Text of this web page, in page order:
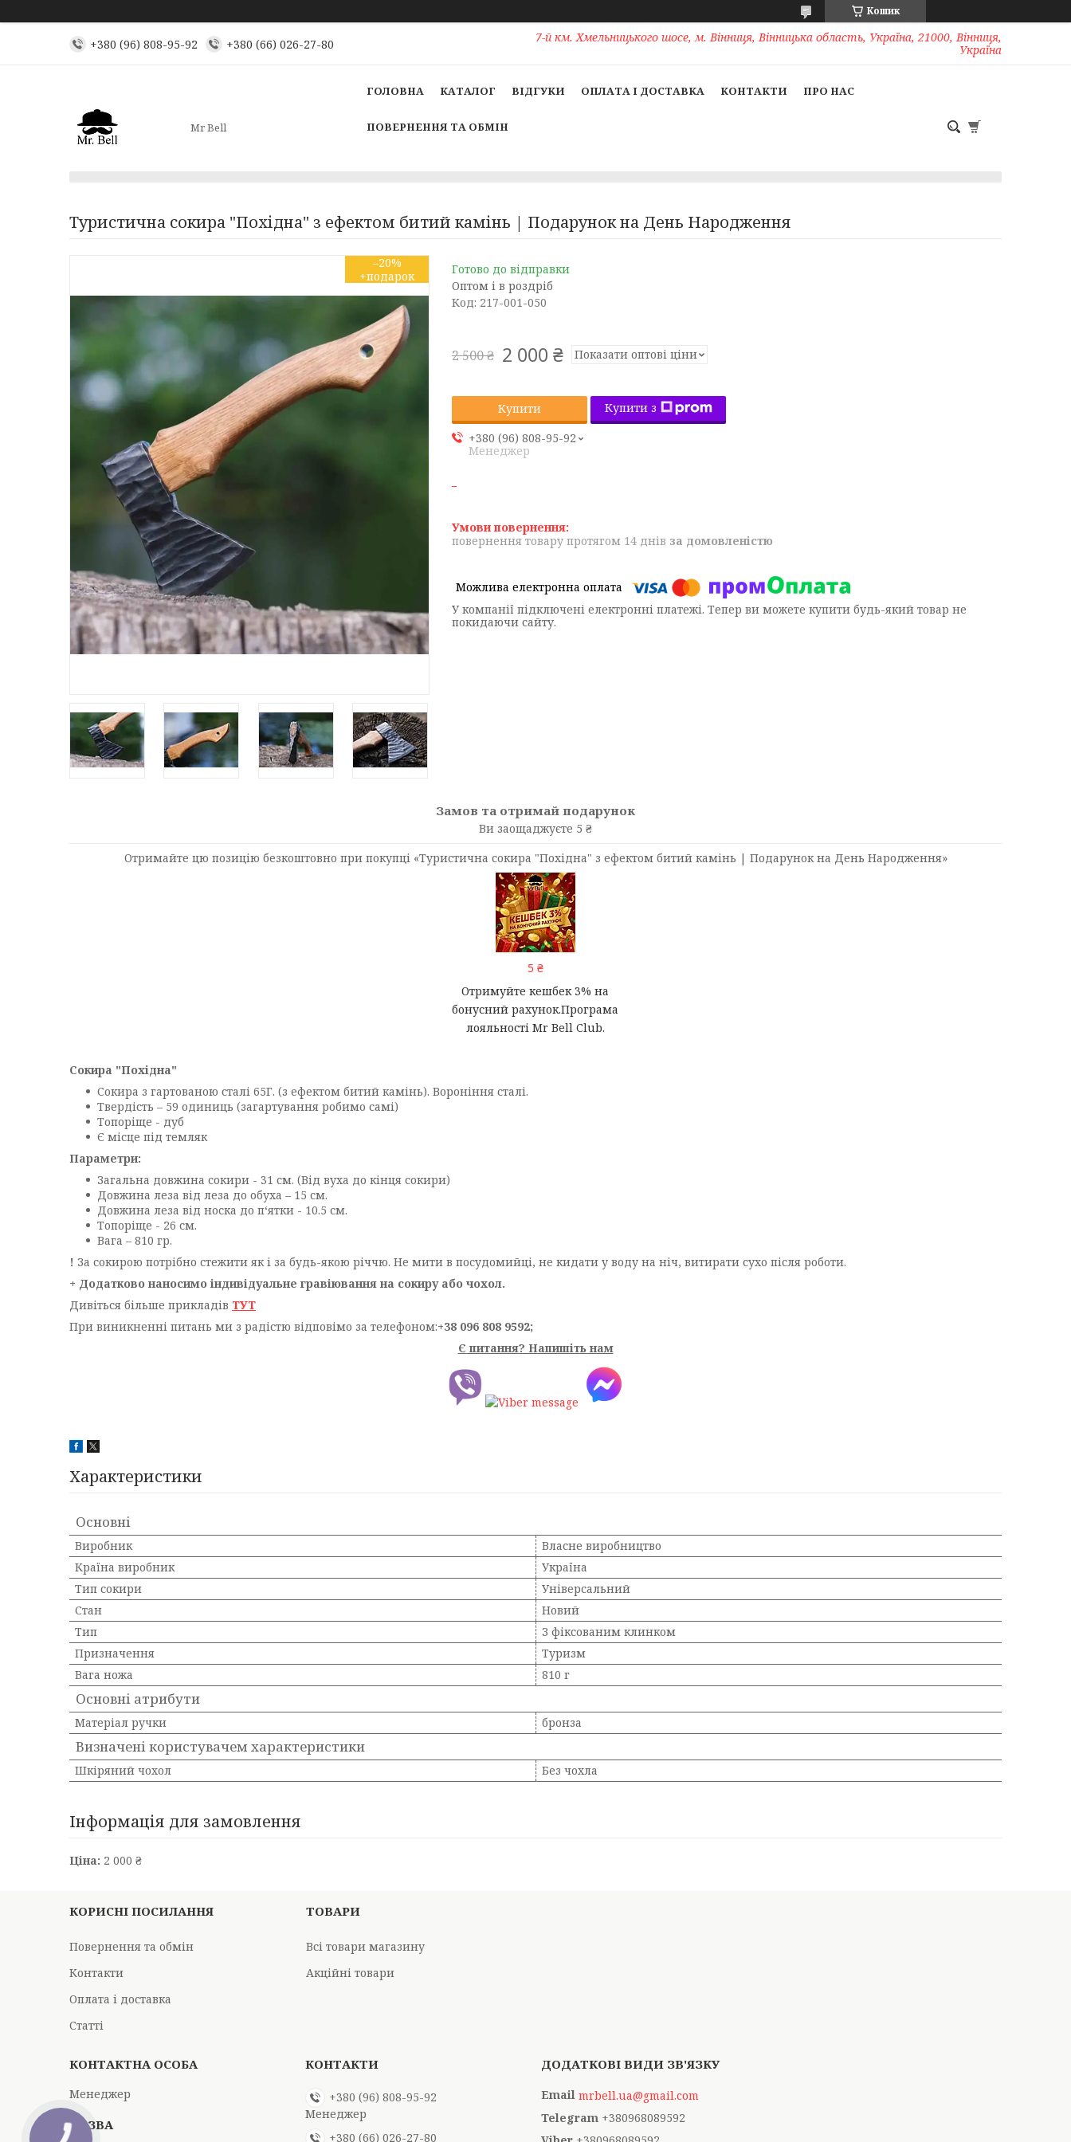
Кошик
+380 (96) 808-95-92 +380 (66) 026-27-80
7-й км. Хмельницького шосе, м. Вінниця, Вінницька область, Україна, 21000, Вінниця,
Україна
Mr Bell
ГОЛОВНА КАТАЛОГ ВІДГУКИ ОПЛАТА І ДОСТАВКА КОНТАКТИ ПРО НАС
ПОВЕРНЕННЯ ТА ОБМІН
Туристична сокира "Похідна" з ефектом битий камінь | Подарунок на День Народження
–20%
Готово до відправки
Оптом і в роздріб
Код: 217-001-050
2 500 ₴ 2 000 ₴ Показати оптові ціни
Купити
Купити з
+380 (96) 808-95-92
Менеджер
повернення товару протягом 14 днів за домовленістю
У компанії підключені електронні платежі. Тепер ви можете купити будь-який товар не
покидаючи сайту.
Замов та отримай подарунок
Ви заощаджуєте 5 ₴
Отримайте цю позицію безкоштовно при покупці «Туристична сокира "Похідна" з ефектом битий камінь | Подарунок на День Народження»
5 ₴
Отримуйте кешбек 3% на
бонусний рахунок.Програма
лояльності Mr Bell Club.
Сокира "Похідна"
Сокира з гартованою сталі 65Г. (з ефектом битий камінь). Вороніння сталі.
Твердість – 59 одиниць (загартування робимо самі)
Топоріще - дуб
Є місце під темляк
Параметри:
Загальна довжина сокири - 31 см. (Від вуха до кінця сокири)
Довжина леза від леза до обуха – 15 см.
Довжина леза від носка до п‘ятки - 10.5 см.
Топоріще - 26 см.
Вага – 810 гр.
! За сокирою потрібно стежити як і за будь-якою річчю. Не мити в посудомийці, не кидати у воду на ніч, витирати сухо після роботи.
+ Додатково наносимо індивідуальне гравіювання на сокиру або чохол.
Дивіться більше прикладів ТУТ
При виникненні питань ми з радістю відповімо за телефоном:+38 096 808 9592;
Є питання? Напишіть нам
Характеристики
Основні
Виробник
Власне виробництво
Країна виробник
Україна
Тип сокири
Універсальний
Стан
Новий
Тип
З фіксованим клинком
Призначення
Туризм
Вага ножа
810 г
Основні атрибути
Матеріал ручки бронза
Визначені користувачем характеристики
Шкіряний чохол Без чохла
Інформація для замовлення
Ціна: 2 000 ₴
КОРИСНІ ПОСИЛАННЯ
Повернення та обмін
Контакти
Оплата і доставка
Статті
ТОВАРИ
Всі товари магазину
Акційні товари
Менеджер
+380 (96) 808-95-92
Менеджер
+380 (66) 026-27-80
mrbell.ua@gmail.com
+380968089592